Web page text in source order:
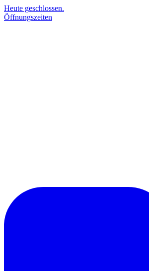
Heute geschlossen.
Öffnungszeiten